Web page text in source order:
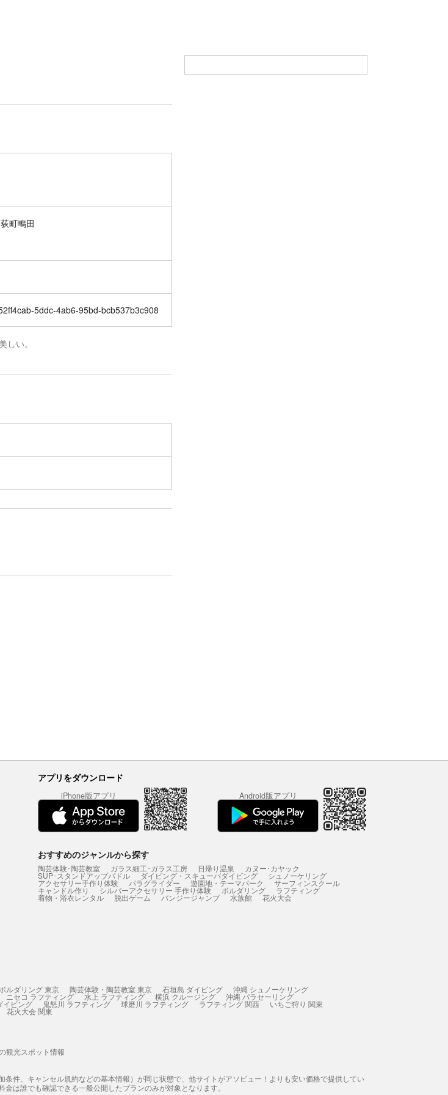
町鴫田
5ddc-4ab6-95bd-bcb537b3c908
い。
アプリをダウンロード
iPhone版アプリ Android版アプリ
おすすめのジャンルから探す
陶芸体験･陶芸教室 ガラス細工･ガラス工房 日帰り温泉 カヌー･カヤック
SUP･スタンドアップパドル ダイビング・スキューバダイビング シュノーケリング
アクセサリー手作り体験 パラグライダー 遊園地・テーマパーク サーフィンスクール
キャンドル作り シルバーアクセサリー 手作り体験 ボルダリング ラフティング
着物・浴衣レンタル 脱出ゲーム バンジージャンプ 水族館 花火大会
ボルダリング 東京 陶芸体験・陶芸教室 東京 石垣島 ダイビング 沖縄 シュノーケリング
ニセコ ラフティング 水上 ラフティング 横浜 クルージング 沖縄 パラセーリング
イビング 鬼怒川 ラフティング 球磨川 ラフティング ラフティング 関西 いちご狩り 関東
花火大会 関東
観光スポット情報
件、キャンセル規約などの基本情報）が同じ状態で、他サイトがアソビュー！よりも安い価格で提供してい
は誰でも確認できる一般公開したプランのみが対象となります。